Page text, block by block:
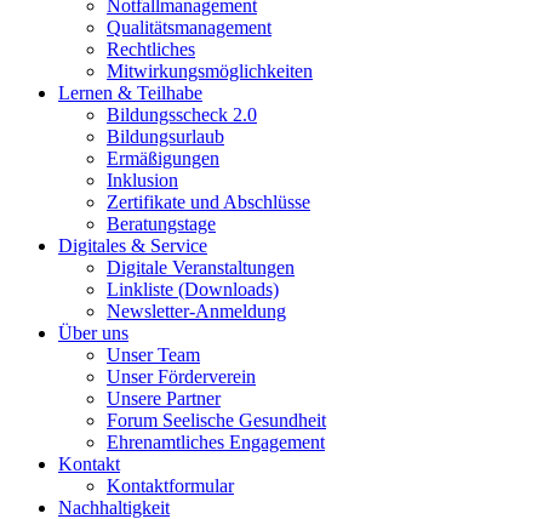
Notfallmanagement
Qualitätsmanagement
Rechtliches
Mitwirkungsmöglichkeiten
Lernen & Teilhabe
Bildungsscheck 2.0
Bildungsurlaub
Ermäßigungen
Inklusion
Zertifikate und Abschlüsse
Beratungstage
Digitales & Service
Digitale Veranstaltungen
Linkliste (Downloads)
Newsletter-Anmeldung
Über uns
Unser Team
Unser Förderverein
Unsere Partner
Forum Seelische Gesundheit
Ehrenamtliches Engagement
Kontakt
Kontaktformular
Nachhaltigkeit